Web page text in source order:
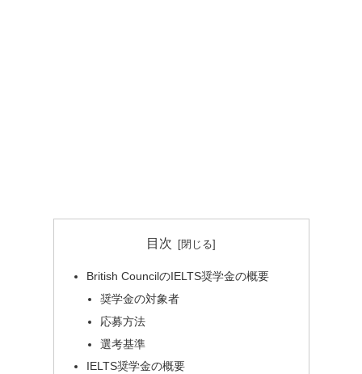
目次
British CouncilのIELTS奨学金の概要
奨学金の対象者
応募方法
選考基準
IELTS奨学金の概要